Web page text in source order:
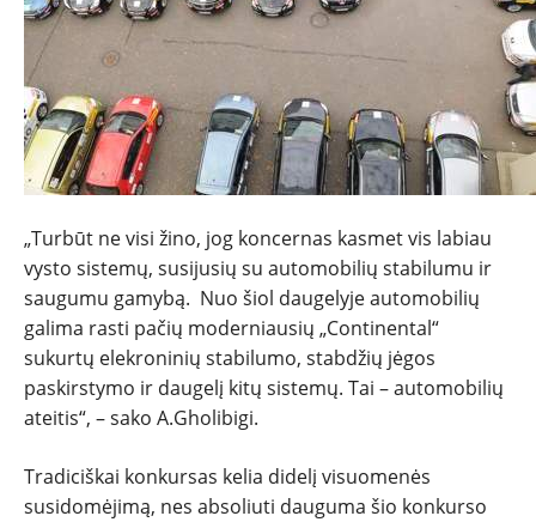
„Turbūt ne visi žino, jog koncernas kasmet vis labiau
vysto sistemų, susijusių su automobilių stabilumu ir
saugumu gamybą. Nuo šiol daugelyje automobilių
galima rasti pačių moderniausių „Continental“
sukurtų elekroninių stabilumo, stabdžių jėgos
paskirstymo ir daugelį kitų sistemų. Tai – automobilių
ateitis“, – sako A.Gholibigi.
Tradiciškai konkursas kelia didelį visuomenės
susidomėjimą, nes absoliuti dauguma šio konkurso